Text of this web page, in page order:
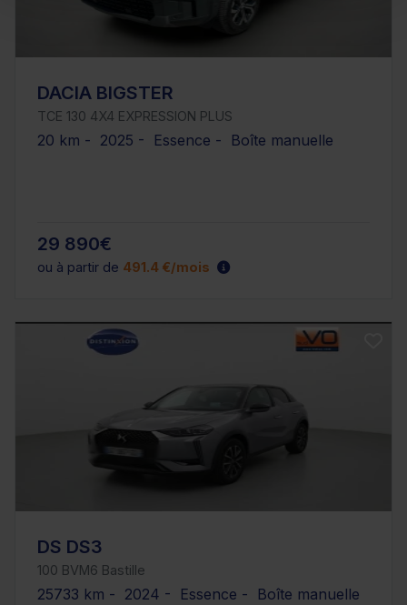
DACIA BIGSTER
TCE 130 4X4 EXPRESSION PLUS
20 km - 2025 - Essence - Boîte manuelle
29 890€
ou à partir de 491.4 €/mois
DS DS3
100 BVM6 Bastille
25733 km - 2024 - Essence - Boîte manuelle